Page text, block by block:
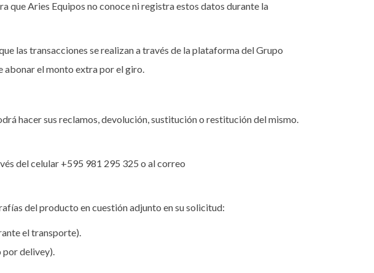
que Aries Equipos no conoce ni registra estos datos durante la
las transacciones se realizan a través de la plataforma del Grupo
abonar el monto extra por el giro.
hacer sus reclamos, devolución, sustitución o restitución del mismo.
del celular +595 981 295 325 o al correo
del producto en cuestión adjunto en su solicitud:
el transporte).
por delivey).